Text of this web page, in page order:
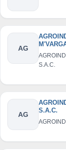
AG
S.A.C.
AG
S.A.C.